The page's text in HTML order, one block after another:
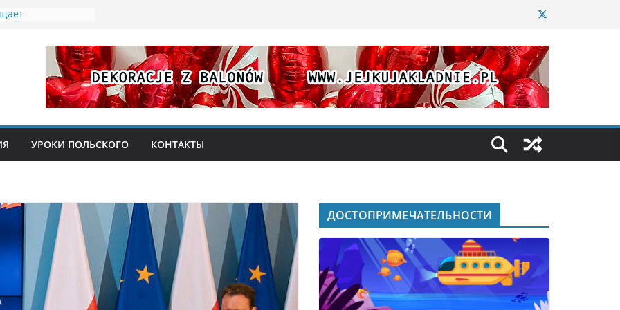
«эмеритуры»:
лет
мусора:
Karty
неделя в
кулинарное
УРОКИ ПОЛЬСКОГО КОНТАКТЫ
ДОСТОПРИМЕЧАТЕЛЬНОСТИ